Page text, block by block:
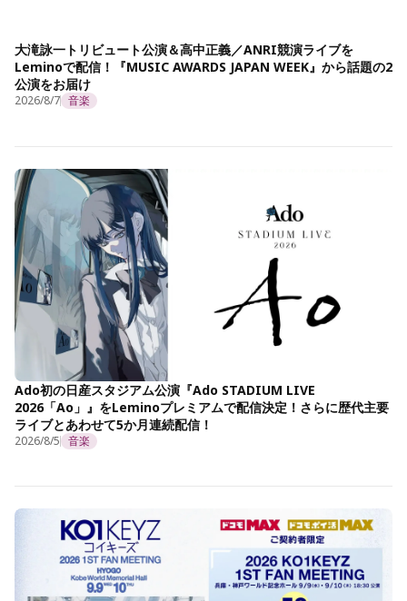
大滝詠一トリビュート公演＆高中正義／ANRI競演ライブを
Leminoで配信！『MUSIC AWARDS JAPAN WEEK』から話題の2
公演をお届け
2026/8/7 音楽
Ado初の日産スタジアム公演『Ado STADIUM LIVE
2026「Ao」』をLeminoプレミアムで配信決定！さらに歴代主要
ライブとあわせて5か月連続配信！
2026/8/5 音楽